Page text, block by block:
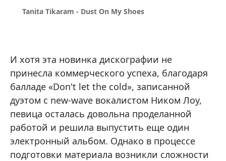
Tanita Tikaram - Dust On My Shoes
И хотя эта новинка дискографии не
принесла коммерческого успеха, благодаря
балладе «Don't let the cold», записанной
дуэтом с new-wave вокалистом Ником Лоу,
певица осталась довольна проделанной
работой и решила выпустить еще один
электронный альбом. Однако в процессе
подготовки материала возникли сложности